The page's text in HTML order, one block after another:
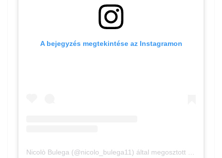
A bejegyzés megtekintése az Instagramon
Nicolò Bulega (@nicolo_bulega11) által megosztott bejegyzés